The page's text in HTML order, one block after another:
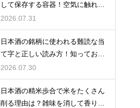
して保存する容器！空気に触れさ
せない
2026.07.31
日本酒の銘柄に使われる難読な当
て字と正しい読み方！知っておき
たい銘酒
2026.07.30
日本酒の精米歩合で米をたくさん
削る理由は？雑味を消して香りを